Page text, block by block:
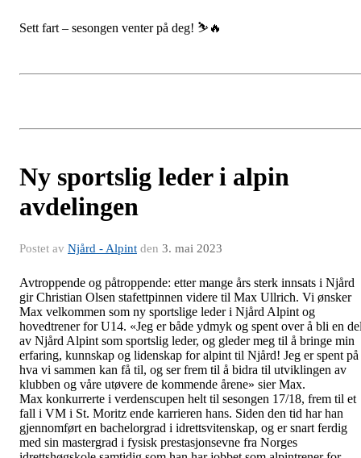
Sett fart – sesongen venter på deg! ⛷️🔥
Ny sportslig leder i alpin
avdelingen
Postet av Njård - Alpint den 3. mai 2023
Avtroppende og påtroppende: etter mange års sterk innsats i Njård
gir Christian Olsen stafettpinnen videre til Max Ullrich. Vi ønsker
Max velkommen som ny sportslige leder i Njård Alpint og
hovedtrener for U14. «Jeg er både ydmyk og spent over å bli en
av Njård Alpint som sportslig leder, og gleder meg til å bringe min
erfaring, kunnskap og lidenskap for alpint til Njård! Jeg er spent på
hva vi sammen kan få til, og ser frem til å bidra til utviklingen av
klubben og våre utøvere de kommende årene» sier Max.
Max konkurrerte i verdenscupen helt til sesongen 17/18, frem til et
fall i VM i St. Moritz ende karrieren hans. Siden den tid har han
gjennomført en bachelorgrad i idrettsvitenskap, og er snart ferdig
med sin mastergrad i fysisk prestasjonsevne fra Norges